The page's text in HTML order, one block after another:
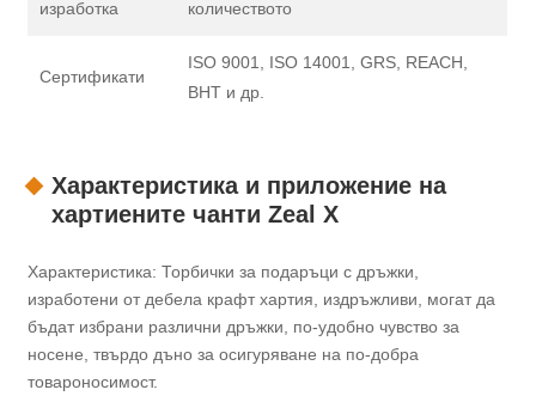
изработка
количеството
Сертификати
ISO 9001, ISO 14001, GRS, REACH,
BHT и др.
Характеристика и приложение на
хартиените чанти Zeal X
Характеристика: Торбички за подаръци с дръжки,
изработени от дебела крафт хартия, издръжливи, могат да
бъдат избрани различни дръжки, по-удобно чувство за
носене, твърдо дъно за осигуряване на по-добра
товароносимост.